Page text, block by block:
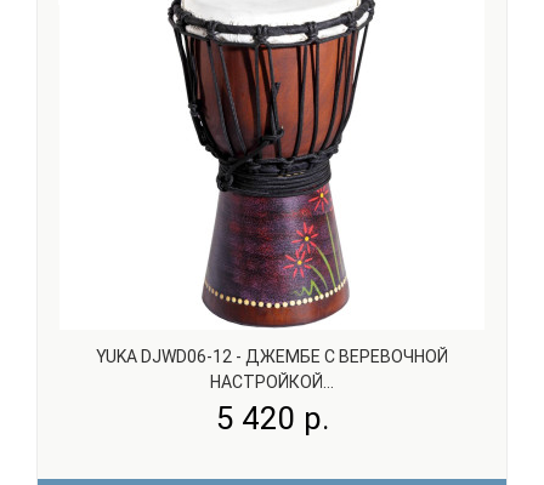
между нотами, подходит как для начинающих, так и ..
YUKA DJWD06-12 - ДЖЕМБЕ С ВЕРЕВОЧНОЙ
НАСТРОЙКОЙ...
5 420 р.